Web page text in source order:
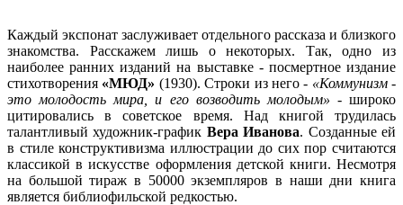
Каждый экспонат заслуживает отдельного рассказа и близкого
знакомства. Расскажем лишь о некоторых. Так, одно из
наиболее ранних изданий на выставке - посмертное издание
стихотворения «МЮД» (1930). Строки из него - «Коммунизм -
это молодость мира, и его возводить молодым» - широко
цитировались в советское время. Над книгой трудилась
талантливый художник-график Вера Иванова. Созданные ей
в стиле конструктивизма иллюстрации до сих пор считаются
классикой в искусстве оформления детской книги. Несмотря
на большой тираж в 50000 экземпляров в наши дни книга
является библиофильской редкостью.